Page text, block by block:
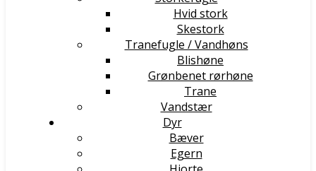
Hvid stork
Skestork
Tranefugle / Vandhøns
Blishøne
Grønbenet rørhøne
Trane
Vandstær
Dyr
Bæver
Egern